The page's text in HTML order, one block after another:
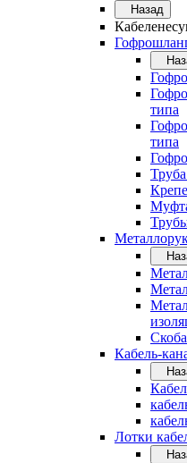
Назад
типа
типа
Кабель-
Лотки